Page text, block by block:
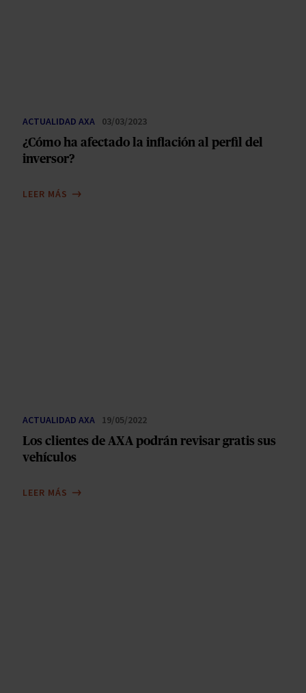
ACTUALIDAD AXA 03/03/2023
¿Cómo ha afectado la inflación al perfil del
inversor?
LEER MÁS
ACTUALIDAD AXA 19/05/2022
Los clientes de AXA podrán revisar gratis sus
vehículos
LEER MÁS